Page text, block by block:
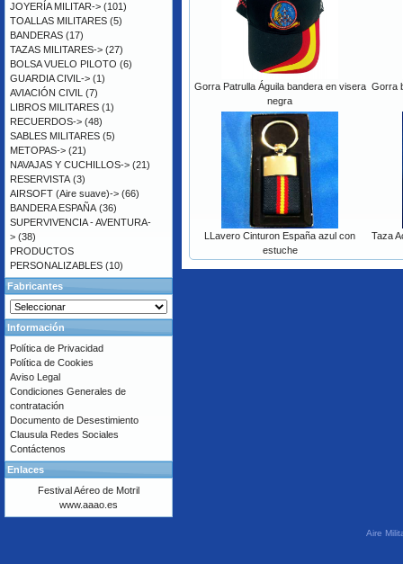
Gorra Patrulla Águila bandera en visera
negra
Gorra
LLavero Cinturon España azul con
estuche
Taza
JOYERÍA MILITAR-> (101)
TOALLAS MILITARES (5)
BANDERAS (17)
TAZAS MILITARES-> (27)
BOLSA VUELO PILOTO (6)
GUARDIA CIVIL-> (1)
AVIACIÓN CIVIL (7)
LIBROS MILITARES (1)
RECUERDOS-> (48)
SABLES MILITARES (5)
METOPAS-> (21)
NAVAJAS Y CUCHILLOS-> (21)
RESERVISTA (3)
AIRSOFT (Aire suave)-> (66)
BANDERA ESPAÑA (36)
SUPERVIVENCIA - AVENTURA-
> (38)
PRODUCTOS
PERSONALIZABLES (10)
Fabricantes
Información
Política de Privacidad
Política de Cookies
Aviso Legal
Condiciones Generales de
contratación
Documento de Desestimiento
Clausula Redes Sociales
Contáctenos
Enlaces
Festival Aéreo de Motril
www.aaao.es
Aire